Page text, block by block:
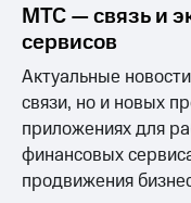
акционера
Акционерный
капитал
Контроль
и
Рынок
акций
МТС — связь и
сервисов
Актуальные
связи, но и новых
приложениях для
финансовых
продвижения